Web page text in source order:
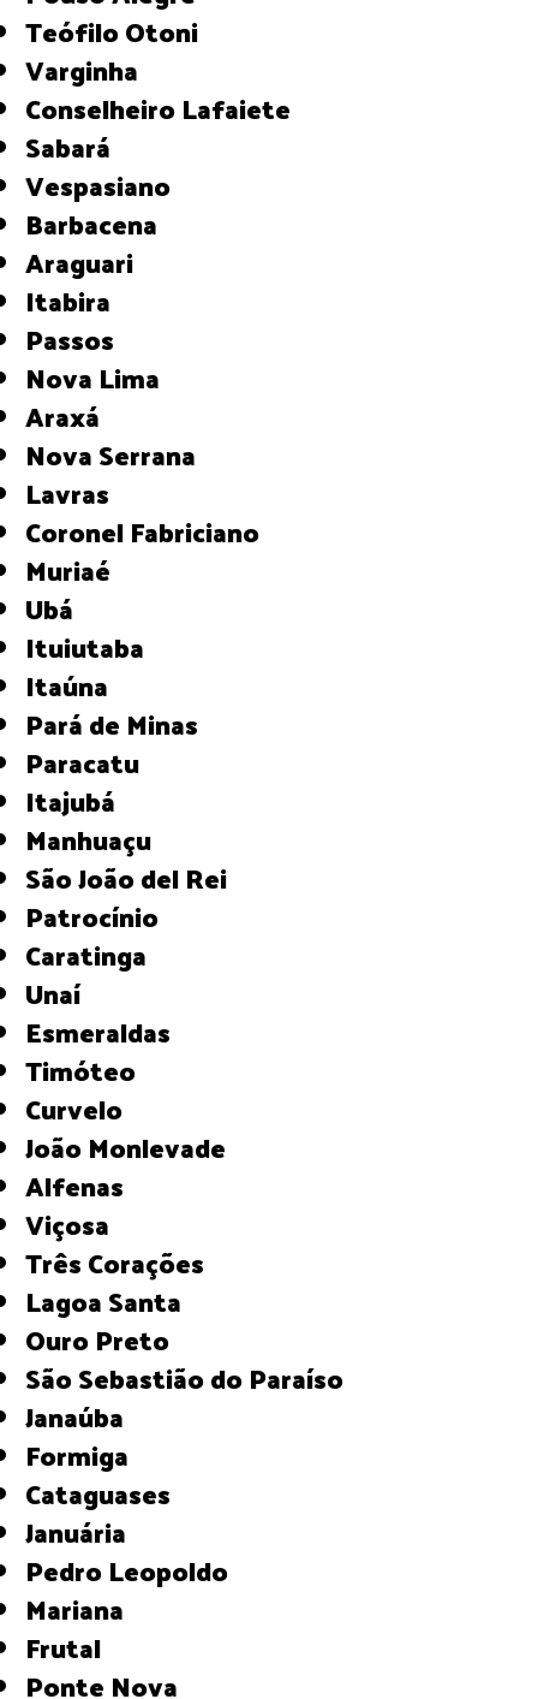
Teófilo Otoni
Varginha
Conselheiro Lafaiete
Sabará
Vespasiano
Barbacena
Araguari
Itabira
Passos
Nova Lima
Araxá
Nova Serrana
Lavras
Coronel Fabriciano
Muriaé
Ubá
Ituiutaba
Itaúna
Pará de Minas
Paracatu
Itajubá
Manhuaçu
São João del Rei
Patrocínio
Caratinga
Unaí
Esmeraldas
Timóteo
Curvelo
João Monlevade
Alfenas
Viçosa
Três Corações
Lagoa Santa
Ouro Preto
São Sebastião do Paraíso
Janaúba
Formiga
Cataguases
Januária
Pedro Leopoldo
Mariana
Frutal
Ponte Nova